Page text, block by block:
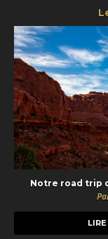
Notre road trip